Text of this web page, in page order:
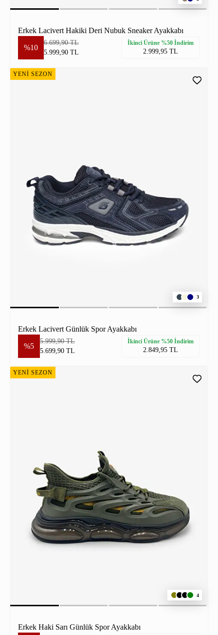
Erkek Lacivert Hakiki Deri Nubuk Sneaker Ayakkabı
%10
6.699,90 TL
5.999,90 TL
İkinci Ürüne %50 İndirim
2.999,95 TL
YENİ SEZON
3
Erkek Lacivert Günlük Spor Ayakkabı
%5
5.999,90 TL
5.699,90 TL
İkinci Ürüne %50 İndirim
2.849,95 TL
YENİ SEZON
4
Erkek Haki Sarı Günlük Spor Ayakkabı